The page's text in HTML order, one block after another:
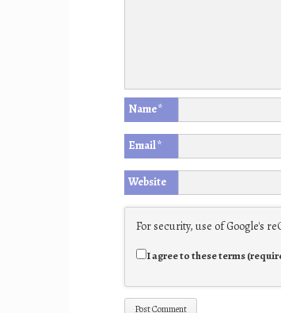
Name*
Email*
Website
For security, use of Google's
I agree to these terms